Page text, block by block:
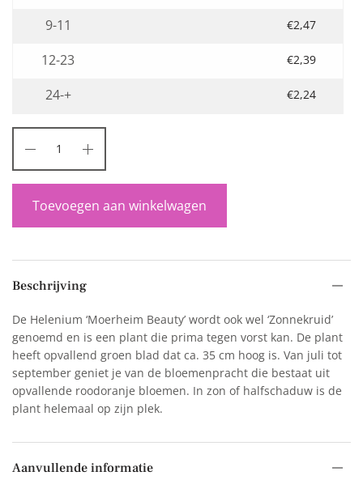
9-11 €2,47
12-23 €2,39
24-+ €2,24
Toevoegen aan winkelwagen
Beschrijving
De Helenium ‘Moerheim Beauty’ wordt ook wel ‘Zonnekruid’
genoemd en is een plant die prima tegen vorst kan. De plant
heeft opvallend groen blad dat ca. 35 cm hoog is. Van juli tot
september geniet je van de bloemenpracht die bestaat uit
opvallende roodoranje bloemen. In zon of halfschaduw is de
plant helemaal op zijn plek.
Aanvullende informatie